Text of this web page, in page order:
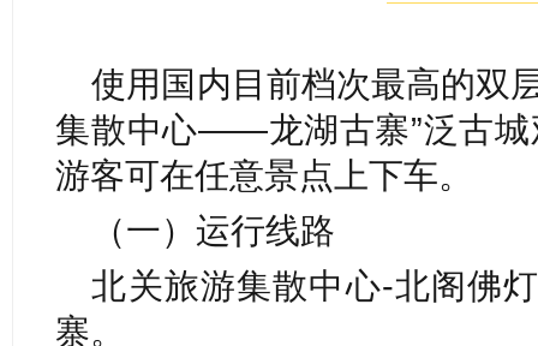
使用国内目前档次最高的双
集散中心——龙湖古寨”泛古城
游客可在任意景点上下车。
（一）运行线路
北关旅游集散中心-北阁佛
寨。